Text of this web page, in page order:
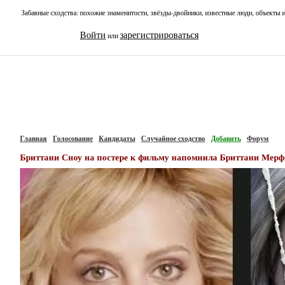
Забавные сходства: похожие знаменитости, звёзды-двойники, известные люди, объекты
Войти или зарегистрироваться
Главная Голосование Кандидаты Случайное сходство Добавить Форум
Бриттани Сноу на постере к фильму напомнила Бриттани